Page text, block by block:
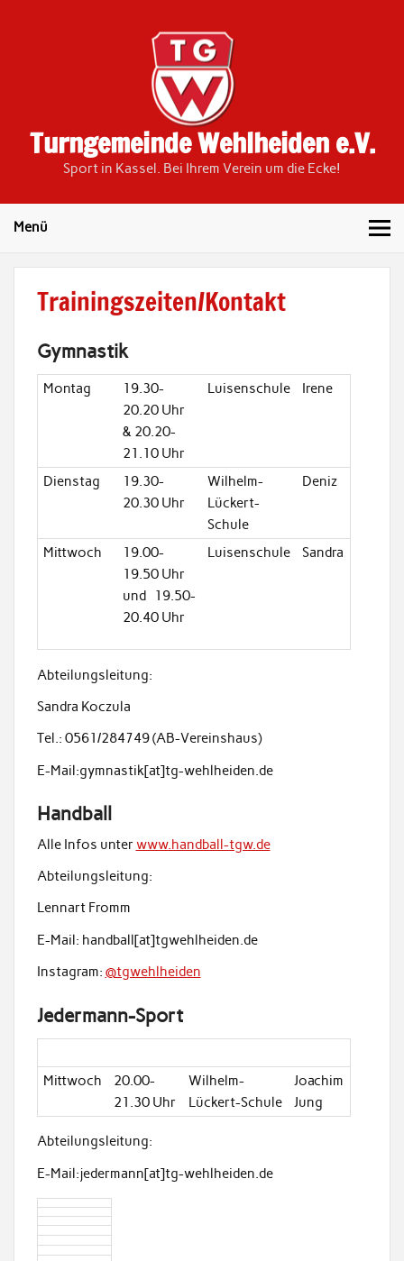
Turngemeinde Wehlheiden e.V.
Sport in Kassel. Bei Ihrem Verein um die Ecke!
Menü
Trainingszeiten/Kontakt
Gymnastik
Montag
19.30-
20.20 Uhr
& 20.20-
21.10 Uhr
Luisenschule Irene
Dienstag
19.30-
20.30 Uhr
Wilhelm-
Lückert-
Schule
Deniz
Mittwoch
19.00-
19.50 Uhr
und 19.50-
20.40 Uhr
Luisenschule Sandra
Abteilungsleitung:
Sandra Koczula
Tel.: 0561/284749 (AB-Vereinshaus)
E-Mail:gymnastik[at]tg-wehlheiden.de
Handball
Alle Infos unterwww.handball-tgw.de
Abteilungsleitung:
Lennart Fromm
E-Mail: handball[at]tgwehlheiden.de
Instagram: @tgwehlheiden
Jedermann-Sport
Mittwoch
20.00-
21.30 Uhr
Wilhelm-
Lückert-Schule
Joachim
Jung
Abteilungsleitung:
E-Mail:jedermann[at]tg-wehlheiden.de